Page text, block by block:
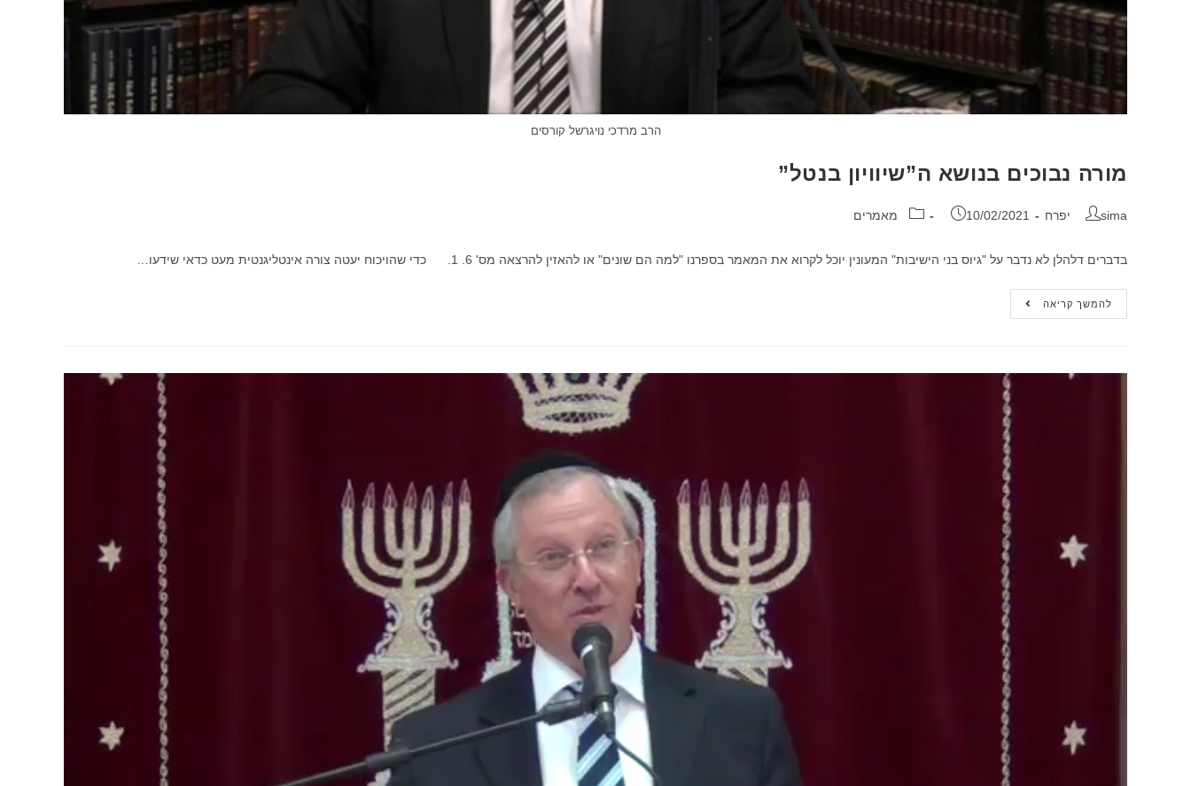
הרב מרדכי נויגרשל קורסים
מורה נבוכים בנושא ה”שיוויון בנטל”
sima יפרח 10/02/2021 מאמרים
בדברים דלהלן לא נדבר על "גיוס בני הישיבות" המעונין יוכל לקרוא את המאמר בספרנו "למה הם שונים" או להאזין להרצאה מס' 6. 1. כדי שהויכוח יעטה צורה אינטליגנטית מעט כדאי שידעו…
להמשך קריאה